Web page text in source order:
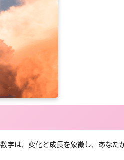
字は、変化と成長を象徴し、あなた